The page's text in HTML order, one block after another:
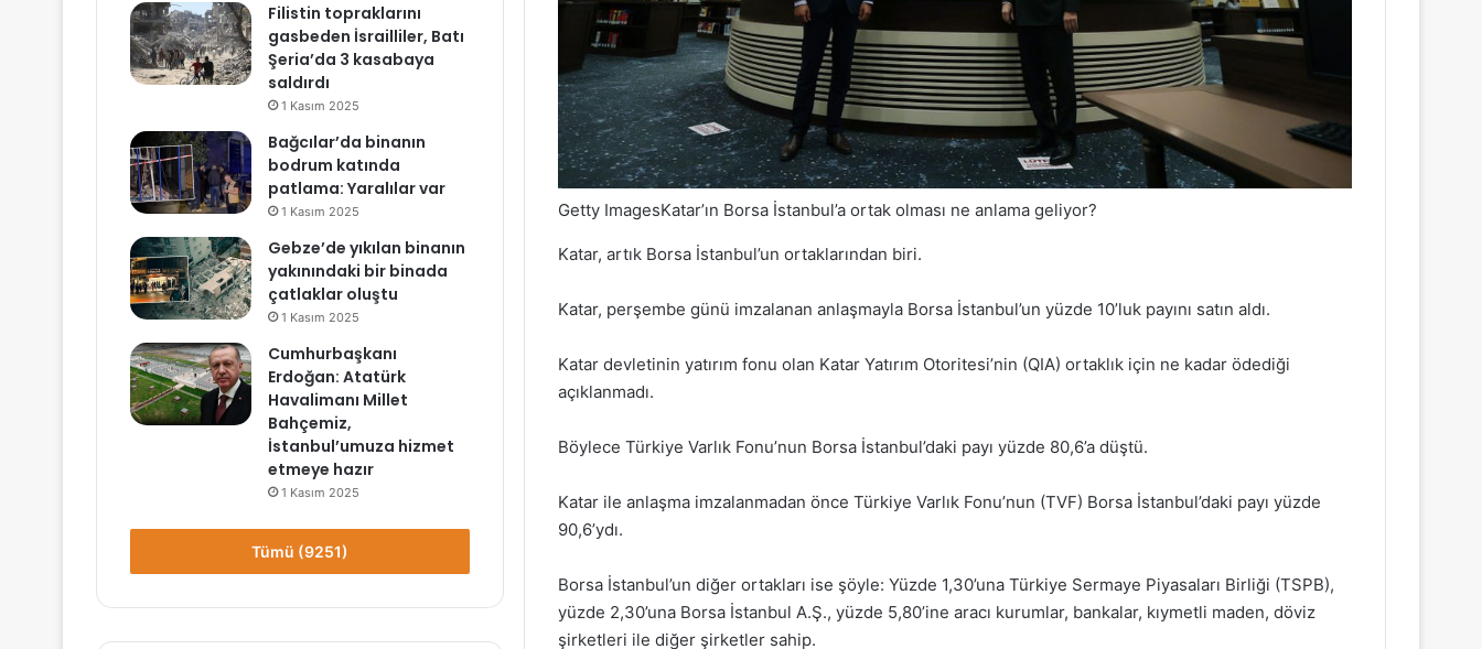
Getty ImagesKatar’ın Borsa İstanbul’a ortak olması ne anlama geliyor?
Katar, artık Borsa İstanbul’un ortaklarından biri.
Katar, perşembe günü imzalanan anlaşmayla Borsa İstanbul’un yüzde 10’luk payını satın aldı.
Katar devletinin yatırım fonu olan Katar Yatırım Otoritesi’nin (QIA) ortaklık için ne kadar ödediği
açıklanmadı.
Böylece Türkiye Varlık Fonu’nun Borsa İstanbul’daki payı yüzde 80,6’a düştü.
Katar ile anlaşma imzalanmadan önce Türkiye Varlık Fonu’nun (TVF) Borsa İstanbul’daki payı yüzde
90,6’ydı.
Borsa İstanbul’un diğer ortakları ise şöyle: Yüzde 1,30’una Türkiye Sermaye Piyasaları Birliği (TSPB),
yüzde 2,30’una Borsa İstanbul A.Ş., yüzde 5,80’ine aracı kurumlar, bankalar, kıymetli maden, döviz
şirketleri ile diğer şirketler sahip.
Filistin topraklarını
gasbeden İsrailliler, Batı
Şeria’da 3 kasabaya
saldırdı
1 Kasım 2025
Bağcılar’da binanın
bodrum katında
patlama: Yaralılar var
1 Kasım 2025
Gebze’de yıkılan binanın
yakınındaki bir binada
çatlaklar oluştu
1 Kasım 2025
Cumhurbaşkanı
Erdoğan: Atatürk
Havalimanı Millet
Bahçemiz,
İstanbul’umuza hizmet
etmeye hazır
1 Kasım 2025
Tümü (9251)